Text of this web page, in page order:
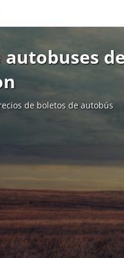
autobuses
de boletos de autobús